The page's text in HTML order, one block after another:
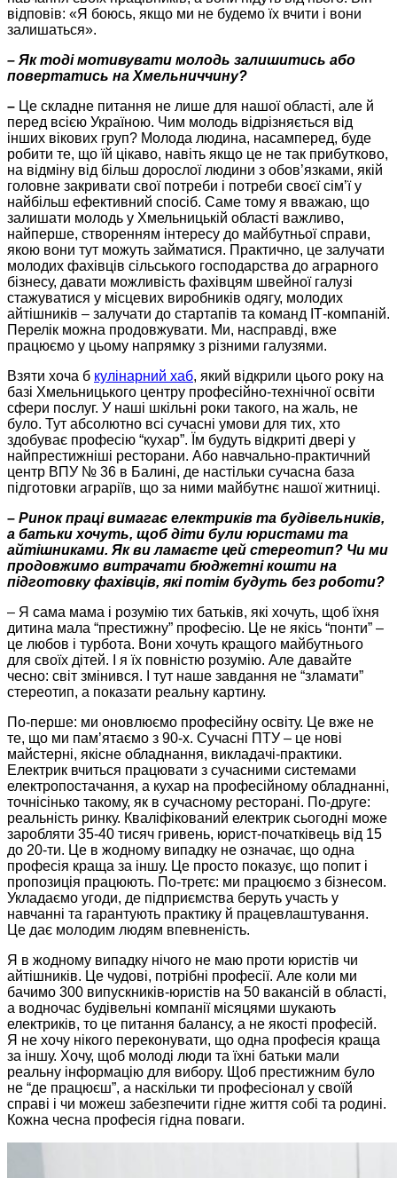
відповів: «Я боюсь, якщо ми не будемо їх вчити і вони
залишаться».
– Як тоді мотивувати молодь залишитись або
повертатись на Хмельниччину?
– Це складне питання не лише для нашої області, але й
перед всією Україною. Чим молодь відрізняється від
інших вікових груп? Молода людина, насамперед, буде
робити те, що їй цікаво, навіть якщо це не так прибутково,
на відміну від більш дорослої людини з обов’язками, якій
головне закривати свої потреби і потреби своєї сім’ї у
найбільш ефективний спосіб. Саме тому я вважаю, що
залишати молодь у Хмельницькій області важливо,
найперше, створенням інтересу до майбутньої справи,
якою вони тут можуть займатися. Практично, це залучати
молодих фахівців сільського господарства до аграрного
бізнесу, давати можливість фахівцям швейної галузі
стажуватися у місцевих виробників одягу, молодих
айтішників – залучати до стартапів та команд ІТ-компаній.
Перелік можна продовжувати. Ми, насправді, вже
працюємо у цьому напрямку з різними галузями.
Взяти хоча б кулінарний хаб, який відкрили цього року на
базі Хмельницького центру професійно-технічної освіти
сфери послуг. У наші шкільні роки такого, на жаль, не
було. Тут абсолютно всі сучасні умови для тих, хто
здобуває професію “кухар”. Їм будуть відкриті двері у
найпрестижніші ресторани. Або навчально-практичний
центр ВПУ № 36 в Балині, де настільки сучасна база
підготовки аграріїв, що за ними майбутнє нашої житниці.
– Ринок праці вимагає електриків та будівельників,
а батьки хочуть, щоб діти були юристами та
айтішниками. Як ви ламаєте цей стереотип? Чи ми
продовжимо витрачати бюджетні кошти на
підготовку фахівців, які потім будуть без роботи?
– Я сама мама і розумію тих батьків, які хочуть, щоб їхня
дитина мала “престижну” професію. Це не якісь “понти” –
це любов і турбота. Вони хочуть кращого майбутнього
для своїх дітей. І я їх повністю розумію. Але давайте
чесно: світ змінився. І тут наше завдання не “зламати”
стереотип, а показати реальну картину.
По-перше: ми оновлюємо професійну освіту. Це вже не
те, що ми пам’ятаємо з 90-х. Сучасні ПТУ – це нові
майстерні, якісне обладнання, викладачі-практики.
Електрик вчиться працювати з сучасними системами
електропостачання, а кухар на професійному обладнанні,
точнісінько такому, як в сучасному ресторані. По-друге:
реальність ринку. Кваліфікований електрик сьогодні може
заробляти 35-40 тисяч гривень, юрист-початківець від 15
до 20-ти. Це в жодному випадку не означає, що одна
професія краща за іншу. Це просто показує, що попит і
пропозиція працюють. По-третє: ми працюємо з бізнесом.
Укладаємо угоди, де підприємства беруть участь у
навчанні та гарантують практику й працевлаштування.
Це дає молодим людям впевненість.
Я в жодному випадку нічого не маю проти юристів чи
айтішників. Це чудові, потрібні професії. Але коли ми
бачимо 300 випускників-юристів на 50 вакансій в області,
а водночас будівельні компанії місяцями шукають
електриків, то це питання балансу, а не якості професій.
Я не хочу нікого переконувати, що одна професія краща
за іншу. Хочу, щоб молоді люди та їхні батьки мали
реальну інформацію для вибору. Щоб престижним було
не “де працюєш”, а наскільки ти професіонал у своїй
справі і чи можеш забезпечити гідне життя собі та родині.
Кожна чесна професія гідна поваги.